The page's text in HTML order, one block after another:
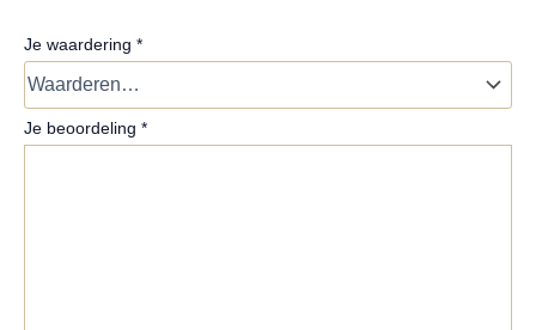
Je waardering *
Je beoordeling *